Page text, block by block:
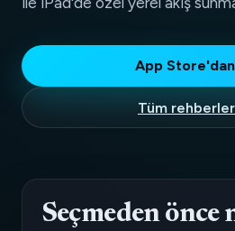
App
Tüm
Seçmeden önce